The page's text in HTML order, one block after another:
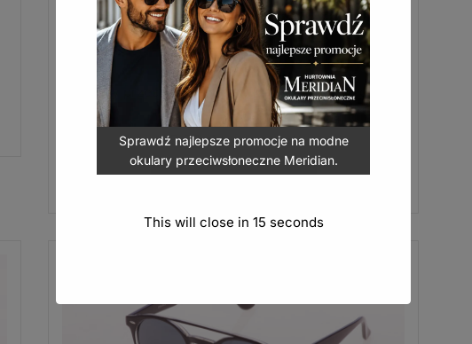
K-118CZ
– wesołe fasony inspirowane kultowymi modelami,
idealne na rower i hulajnogę.
Okulary przeciwsłoneczne Kids – okulary dla dzieci
K-118CZ
3,99zł (4,91złz VAT)
Sprawdź najlepsze promocje na modne
okulary przeciwsłoneczne Meridian.
This will close in 14 seconds